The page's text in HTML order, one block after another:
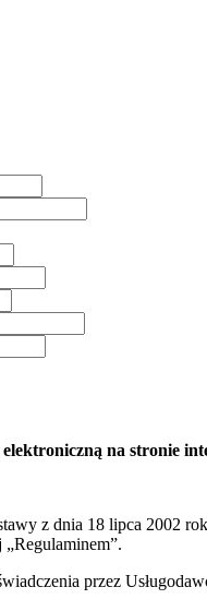
elektroniczną na stronie
z dnia 18 lipca 2002
„Regulaminem”.
przez